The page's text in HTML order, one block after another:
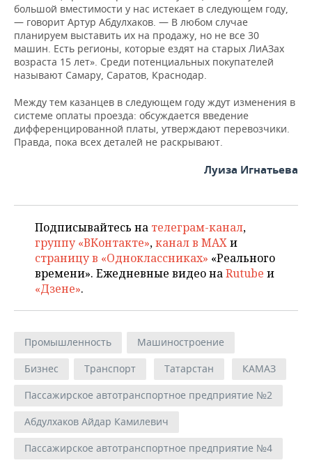
большой вместимости у нас истекает в следующем году,
— говорит Артур Абдулхаков. — В любом случае
планируем выставить их на продажу, но не все 30
машин. Есть регионы, которые ездят на старых ЛиАЗах
возраста 15 лет». Среди потенциальных покупателей
называют Самару, Саратов, Краснодар.
Между тем казанцев в следующем году ждут изменения в
системе оплаты проезда: обсуждается введение
дифференцированной платы, утверждают перевозчики.
Правда, пока всех деталей не раскрывают.
Луиза Игнатьева
Подписывайтесь на телеграм-канал,
группу «ВКонтакте»,канал в MAXи
страницу в «Одноклассниках» «Реального
времени». Ежедневные видео наRutube и
«Дзене».
Промышленность
Машиностроение
Бизнес
Транспорт Татарстан
КАМАЗ
Пассажирское автотранспортное предприятие №2
Абдулхаков Айдар Камилевич
Пассажирское автотранспортное предприятие №4